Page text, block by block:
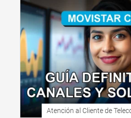
Atención al Cliente de